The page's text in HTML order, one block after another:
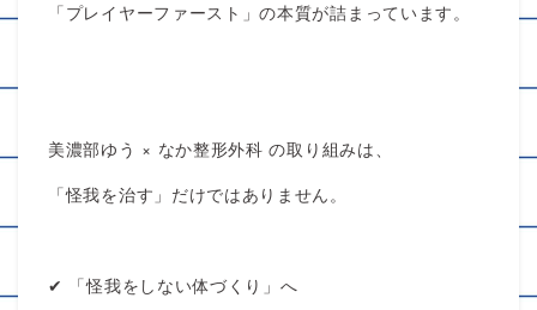
「プレイヤーファースト」の本質が詰まっています。
美濃部ゆう × なか整形外科 の取り組みは、
「怪我を治す」だけではありません。
✔︎ 「怪我をしない体づくり」へ